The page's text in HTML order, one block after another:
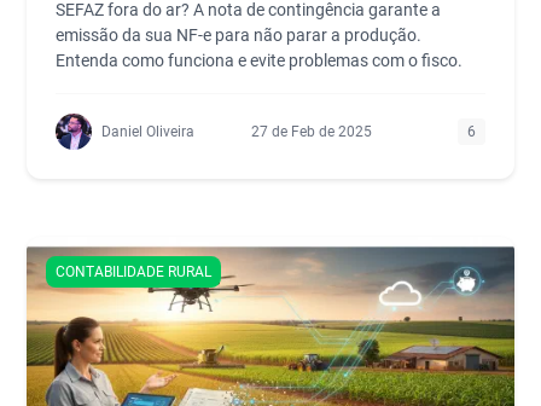
SEFAZ fora do ar? A nota de contingência garante a
emissão da sua NF-e para não parar a produção.
Entenda como funciona e evite problemas com o fisco.
Daniel Oliveira 27 de Feb de 2025 6
CONTABILIDADE RURAL